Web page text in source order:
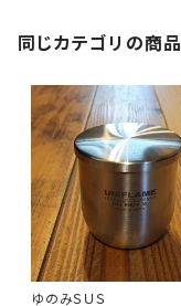
同じカテゴリの商品
ゆのみＳＵＳ